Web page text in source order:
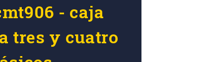
- caja
tres y cuatro